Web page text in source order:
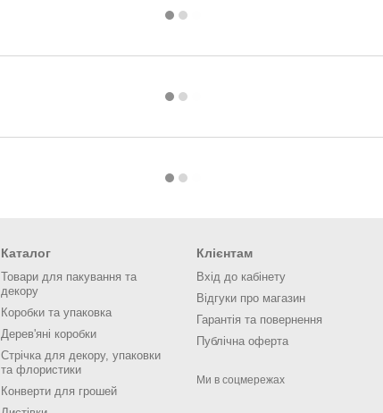
Каталог
Товари для пакування та
декору
Коробки та упаковка
Дерев'яні коробки
Стрічка для декору, упаковки
та флористики
Конверти для грошей
Клієнтам
Вхід до кабінету
Відгуки про магазин
Гарантія та повернення
Публічна оферта
Ми в соцмережах